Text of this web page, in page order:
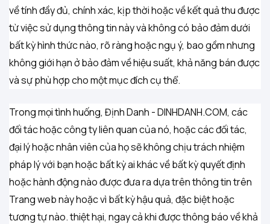
về tính đầy đủ, chính xác, kịp thời hoặc về kết quả thu được
từ việc sử dụng thông tin này và không có bảo đảm dưới
bất kỳ hình thức nào, rõ ràng hoặc ngụ ý, bao gồm nhưng
không giới hạn ở bảo đảm về hiệu suất, khả năng bán được
và sự phù hợp cho một mục đích cụ thể.
Trong mọi tình huống, Định Danh - DINHDANH.COM, các
đối tác hoặc công ty liên quan của nó, hoặc các đối tác,
đại lý hoặc nhân viên của họ sẽ không chịu trách nhiệm
pháp lý với bạn hoặc bất kỳ ai khác về bất kỳ quyết định
hoặc hành động nào được đưa ra dựa trên thông tin trên
Trang web này hoặc vì bất kỳ hậu quả, đặc biệt hoặc
tương tự nào. thiệt hại, ngay cả khi được thông báo về khả